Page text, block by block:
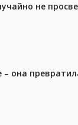
не
она